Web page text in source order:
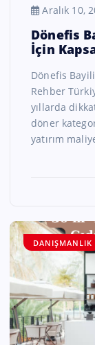
Aralık 10,
Dönefis
İçin
Dönefis
Rehber
yıllarda
döner
yatırım
DANIŞMANLIK